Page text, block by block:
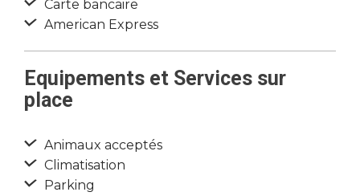
Carte bancaire
American Express
Equipements et Services sur
place
Animaux acceptés
Climatisation
Parking